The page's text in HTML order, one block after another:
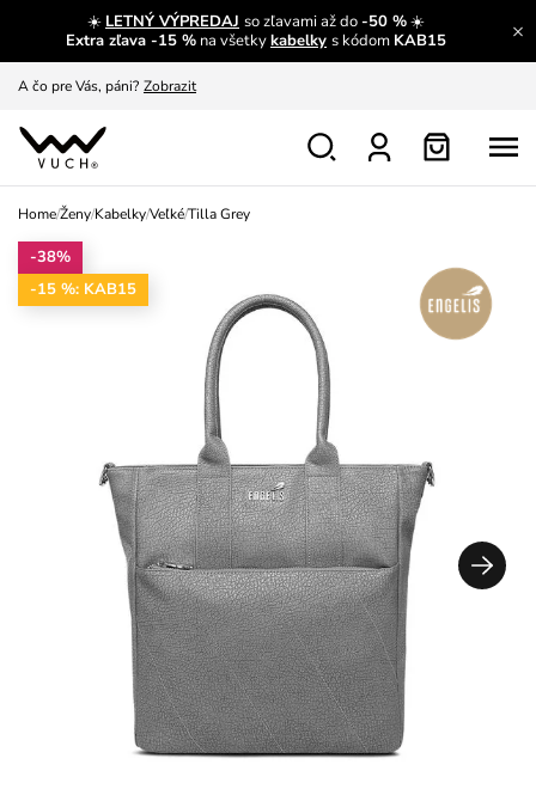
☀️ LETNÝ VÝPREDAJ so zľavami až do-50 %☀️
Extra zľava -15 % na všetkykabelky s kódom KAB15
A čo sa inde nedozvieš? Prečítať viac
A čo pre Vás, páni? Zobrazit
S čím chybu neurobíš?
Nech sa inšpirovať Zobraziť
Home/Ženy/Kabelky/Veľké/Tilla Grey
-38%
-15 %: KAB15